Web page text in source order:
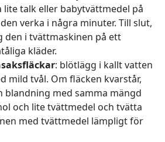
lite talk eller babytvättmedel på
verka i några minuter. Till slut,
den i tvättmaskinen på ett
kläder.
: blötlägg i kallt vatten
mild tvål. Om fläcken kvarstår,
blandning med samma mängd
och lite tvättmedel och tvätta
med tvättmedel lämpligt för